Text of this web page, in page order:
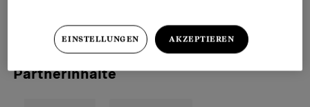
gestrichen.
Partnerinhalte
EINSTELLUNGEN AKZEPTIEREN